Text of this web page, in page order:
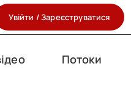
Увійти / Зареєструватися
Потоки